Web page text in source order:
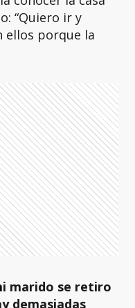
“Quiero ir y
porque la
marido se retiro
demasiadas